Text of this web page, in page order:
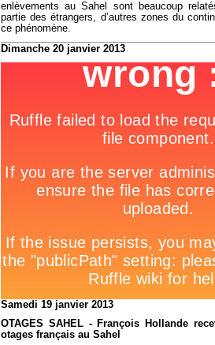
enlèvements au Sahel sont beaucoup
partie des étrangers, d’autres zones du
ce phénomène.
Dimanche 20 janvier 2013
Samedi 19 janvier 2013
OTAGES SAHEL - François Hollande
otages français au Sahel